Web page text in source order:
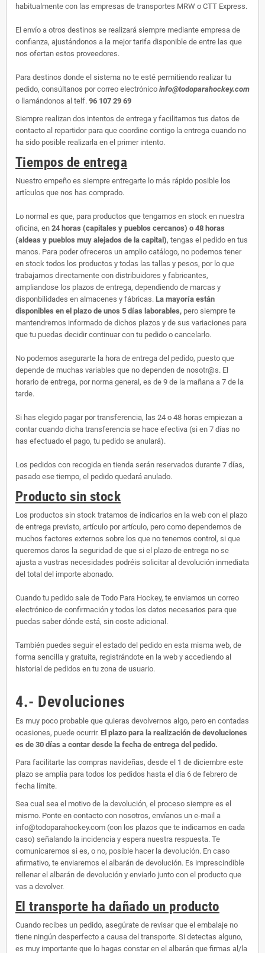
habitualmente con las empresas de transportes MRW o CTT Express.
El envío a otros destinos se realizará siempre mediante empresa de
confianza, ajustándonos a la mejor tarifa disponible de entre las que
nos ofertan estos proveedores.
Para destinos donde el sistema no te esté permitiendo realizar tu
pedido, consúltanos por correo electrónico info@todoparahockey.com
o llamándonos al telf. 96 107 29 69
Siempre realizan dos intentos de entrega y facilitamos tus datos de
contacto al repartidor para que coordine contigo la entrega cuando no
ha sido posible realizarla en el primer intento.
Tiempos de entrega
Nuestro empeño es siempre entregarte lo más rápido posible los
artículos que nos has comprado.
Lo normal es que, para productos que tengamos en stock en nuestra
oficina, en 24 horas (capitales y pueblos cercanos) o 48 horas
(aldeas y pueblos muy alejados de la capital), tengas el pedido en tus
manos. Para poder ofreceros un amplio catálogo, no podemos tener
en stock todos los productos y todas las tallas y pesos, por lo que
trabajamos directamente con distribuidores y fabricantes,
ampliandose los plazos de entrega, dependiendo de marcas y
disponbilidades en almacenes y fábricas. La mayoría están
disponibles en el plazo de unos 5 días laborables, pero siempre te
mantendremos informado de dichos plazos y de sus variaciones para
que tu puedas decidir continuar con tu pedido o cancelarlo.
No podemos asegurarte la hora de entrega del pedido, puesto que
depende de muchas variables que no dependen de nosotr@s. El
horario de entrega, por norma general, es de 9 de la mañana a 7 de la
tarde.
Si has elegido pagar por transferencia, las 24 o 48 horas empiezan a
contar cuando dicha transferencia se hace efectiva (si en 7 días no
has efectuado el pago, tu pedido se anulará).
Los pedidos con recogida en tienda serán reservados durante 7 días,
pasado ese tiempo, el pedido quedará anulado.
Producto sin stock
Los productos sin stock tratamos de indicarlos en la web con el plazo
de entrega previsto, artículo por artículo, pero como dependemos de
muchos factores externos sobre los que no tenemos control, si que
queremos daros la seguridad de que si el plazo de entrega no se
ajusta a vustras necesidades podréis solicitar al devolución inmediata
del total del importe abonado.
Cuando tu pedido sale de Todo Para Hockey, te enviamos un correo
electrónico de confirmación y todos los datos necesarios para que
puedas saber dónde está, sin coste adicional.
También puedes seguir el estado del pedido en esta misma web, de
forma sencilla y gratuita, registrándote en la web y accediendo al
historial de pedidos en tu zona de usuario.
4.- Devoluciones
Es muy poco probable que quieras devolvernos algo, pero en contadas
ocasiones, puede ocurrir. El plazo para la realización de devoluciones
es de 30 días a contar desde la fecha de entrega del pedido.
Para facilitarte las compras navideñas, desde el 1 de diciembre este
plazo se amplia para todos los pedidos hasta el día 6 de febrero de
fecha límite.
Sea cual sea el motivo de la devolución, el proceso siempre es el
mismo. Ponte en contacto con nosotros, envíanos un e-mail a
info@todoparahockey.com (con los plazos que te indicamos en cada
caso) señalando la incidencia y espera nuestra respuesta. Te
comunicaremos si es, o no, posible hacer la devolución. En caso
afirmativo, te enviaremos el albarán de devolución. Es imprescindible
rellenar el albarán de devolución y enviarlo junto con el producto que
vas a devolver.
El transporte ha dañado un producto
Cuando recibes un pedido, asegúrate de revisar que el embalaje no
tiene ningún desperfecto a causa del transporte. Si detectas alguno,
es muy importante que lo hagas constar en el albarán que firmas al/la